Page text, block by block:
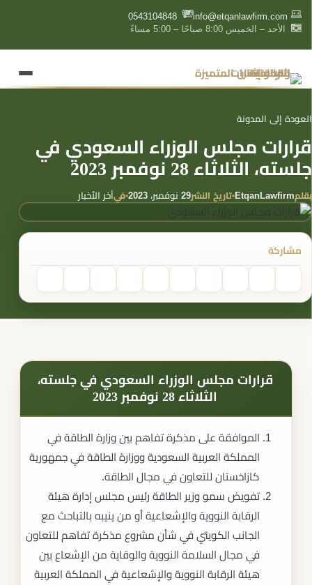
content
info@etqanlawfirm.com
0543104848
الأحد – الخميس 8:00 صباحًا – 5:00 مساءً
العودة إلى المدونة
قرارات مجلس الوزراء السعودي في
جلسته، الثلاثاء 28 نوفمبر 2023
بقلمEtqanLawfirm تاريخ النشر29 نوفمبر، 2023 فيآخر الأخبار
مشاركة
قرارات مجلس الوزراء السعودي في جلسته،
الثلاثاء 28 نوفمبر 2023
الموافقة على مذكرة تفاهم بين وزارة الطاقة في
المملكة العربية السعودية ووزارة الطاقة في جمهورية
كازاخستان للتعاون في مجال الطاقة.
تفويض سمو وزير الطاقة رئيس مجلس إدارة هيئة
الرقابة النووية والإشعاعية أو من ينيبه بالتباحث مع
الجانب الكويتي في شأن مشروع مذكرة تفاهم للتعاون
في مجال السلامة النووية والوقاية من الإشعاع بين
هيئة الرقابة النووية والإشعاعية في المملكة العربية